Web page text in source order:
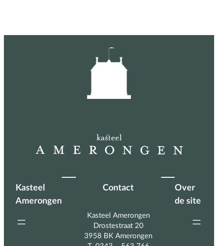
Kasteel
Amerongen
Contact
Kasteel Amerongen
Drostestraat 20
3958 BK Amerongen
Over
de site